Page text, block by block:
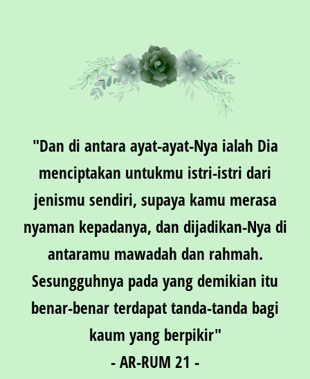
"Dan di antara ayat-ayat-Nya ialah Dia
menciptakan untukmu istri-istri dari
jenismu sendiri, supaya kamu merasa
nyaman kepadanya, dan dijadikan-Nya di
antaramu mawadah dan rahmah.
Sesungguhnya pada yang demikian itu
benar-benar terdapat tanda-tanda bagi
kaum yang berpikir"
- AR-RUM 21 -